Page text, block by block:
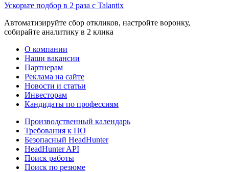
Ускорьте подбор в 2 раза с Talantix
Автоматизируйте сбор откликов, настройте воронку,
собирайте аналитику в 2 клика
О компании
Наши вакансии
Партнерам
Реклама на сайте
Новости и статьи
Инвесторам
Кандидаты по профессиям
Производственный календарь
Требования к ПО
Безопасный HeadHunter
HeadHunter API
Поиск работы
Поиск по резюме